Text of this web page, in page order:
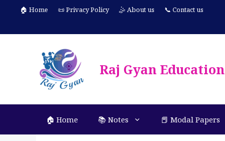
content
🏠 Home 📜 Privacy Policy 🤹 About us 📞 Contact us
Raj Gyan Education
🏠 Home 📚 Notes 📕 Modal Papers